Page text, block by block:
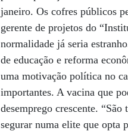
janeiro. Os cofres públicos
gerente de projetos do
normalidade já seria
de educação e reforma
uma motivação política no
importantes. A vacina que
desemprego crescente.
segurar numa elite que opta